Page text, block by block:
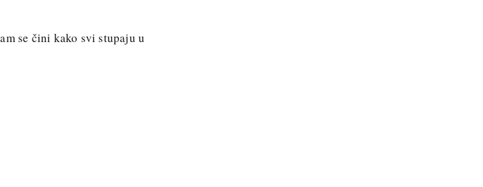
se čini kako svi stupaju u